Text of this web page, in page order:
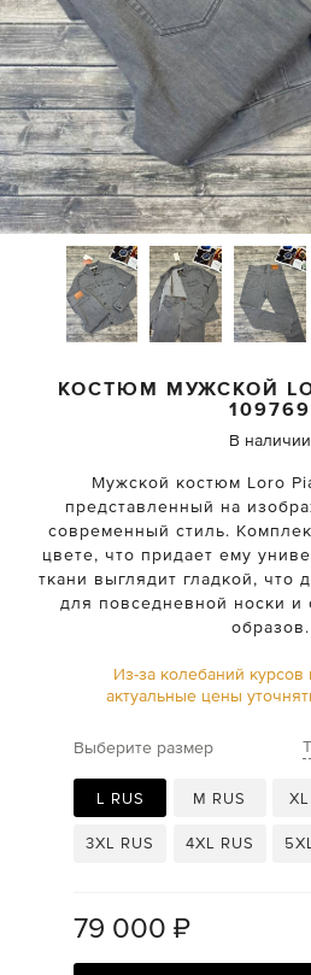
КОСТЮМ МУЖСКОЙ
109769
В наличии
Мужской костюм Loro
представленный на
современный стиль.
цвете, что придает ему
ткани выглядит гладкой, что
для повседневной носки и
образов.
Из-за колебаний курсов
актуальные цены
Выберите размер
L RUS M RUS
3XL RUS 4XL RUS
79 000 ₽